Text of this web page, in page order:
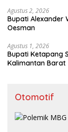
Agustus 2, 2026
Bupati Alexander
Oesman
Agustus 1, 2026
Bupati Ketapang
Kalimantan Barat
Otomotif